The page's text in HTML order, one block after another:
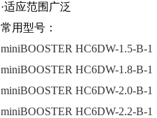
·适应范围广泛
常用型号：
miniBOOSTER HC6DW-1.5-B-1
miniBOOSTER HC6DW-1.8-B-1
miniBOOSTER HC6DW-2.0-B-1
miniBOOSTER HC6DW-2.2-B-1